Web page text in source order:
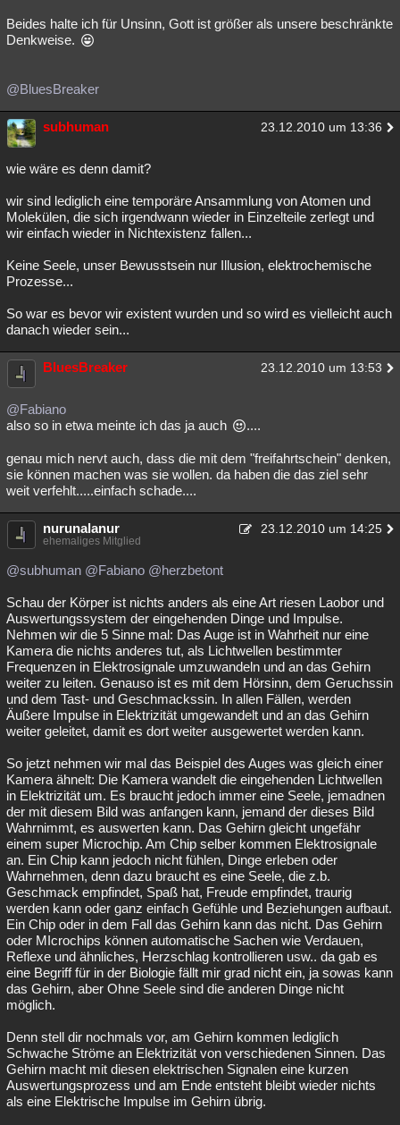
Beides halte ich für Unsinn, Gott ist größer als unsere beschränkte
Denkweise.
@BluesBreaker
subhuman 23.12.2010 um 13:36
wie wäre es denn damit?
wir sind lediglich eine temporäre Ansammlung von Atomen und
Molekülen, die sich irgendwann wieder in Einzelteile zerlegt und
wir einfach wieder in Nichtexistenz fallen...
Keine Seele, unser Bewusstsein nur Illusion, elektrochemische
Prozesse...
So war es bevor wir existent wurden und so wird es vielleicht auch
danach wieder sein...
BluesBreaker 23.12.2010 um 13:53
@Fabiano
also so in etwa meinte ich das ja auch
....
genau mich nervt auch, dass die mit dem "freifahrtschein" denken,
sie können machen was sie wollen. da haben die das ziel sehr
weit verfehlt.....einfach schade....
nurunalanur 23.12.2010 um 14:25
ehemaliges Mitglied
@subhuman @Fabiano @herzbetont
Schau der Körper ist nichts anders als eine Art riesen Laobor und
Auswertungssystem der eingehenden Dinge und Impulse.
Nehmen wir die 5 Sinne mal: Das Auge ist in Wahrheit nur eine
Kamera die nichts anderes tut, als Lichtwellen bestimmter
Frequenzen in Elektrosignale umzuwandeln und an das Gehirn
weiter zu leiten. Genauso ist es mit dem Hörsinn, dem Geruchssin
und dem Tast- und Geschmackssin. In allen Fällen, werden
Äußere Impulse in Elektrizität umgewandelt und an das Gehirn
weiter geleitet, damit es dort weiter ausgewertet werden kann.
So jetzt nehmen wir mal das Beispiel des Auges was gleich einer
Kamera ähnelt: Die Kamera wandelt die eingehenden Lichtwellen
in Elektrizität um. Es braucht jedoch immer eine Seele, jemadnen
der mit diesem Bild was anfangen kann, jemand der dieses Bild
Wahrnimmt, es auswerten kann. Das Gehirn gleicht ungefähr
einem super Microchip. Am Chip selber kommen Elektrosignale
an. Ein Chip kann jedoch nicht fühlen, Dinge erleben oder
Wahrnehmen, denn dazu braucht es eine Seele, die z.b.
Geschmack empfindet, Spaß hat, Freude empfindet, traurig
werden kann oder ganz einfach Gefühle und Beziehungen aufbaut.
Ein Chip oder in dem Fall das Gehirn kann das nicht. Das Gehirn
oder MIcrochips können automatische Sachen wie Verdauen,
Reflexe und ähnliches, Herzschlag kontrollieren usw.. da gab es
eine Begriff für in der Biologie fällt mir grad nicht ein, ja sowas kann
das Gehirn, aber Ohne Seele sind die anderen Dinge nicht
möglich.
Denn stell dir nochmals vor, am Gehirn kommen lediglich
Schwache Ströme an Elektrizität von verschiedenen Sinnen. Das
Gehirn macht mit diesen elektrischen Signalen eine kurzen
Auswertungsprozess und am Ende entsteht bleibt wieder nichts
als eine Elektrische Impulse im Gehirn übrig.